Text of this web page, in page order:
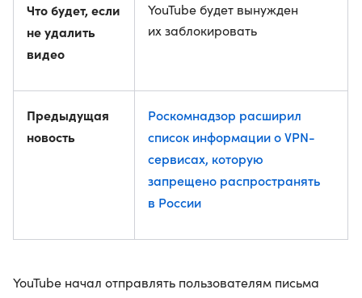
Что будет, если
не удалить
видео
YouTube будет вынужден
их заблокировать
Предыдущая
новость
Роскомнадзор расширил
список информации о VPN-
сервисах, которую
запрещено распространять
в России
YouTube начал отправлять пользователям письма